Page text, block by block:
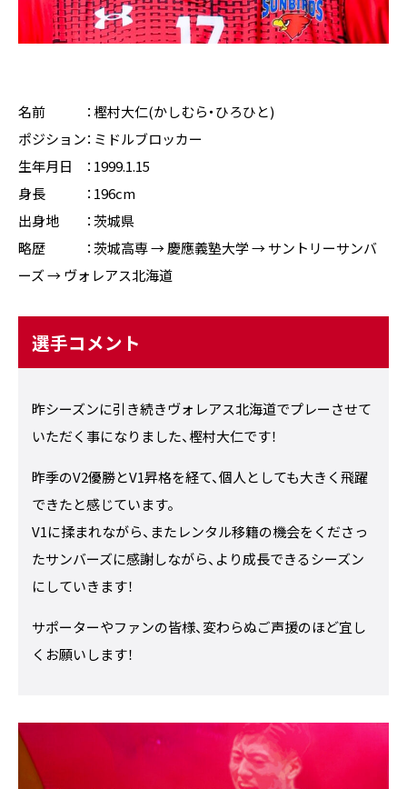
名前 ：樫村大仁(かしむら・ひろひと)
ポジション：ミドルブロッカー
生年月日 ：1999.1.15
身長 ：196cm
出身地 ：茨城県
略歴 ：茨城高専 → 慶應義塾大学 → サントリーサンバ
ーズ → ヴォレアス北海道
選手コメント
昨シーズンに引き続きヴォレアス北海道でプレーさせて
いただく事になりました、樫村大仁です！
昨季のV2優勝とV1昇格を経て、個人としても大きく飛躍
できたと感じています。
V1に揉まれながら、またレンタル移籍の機会をくださっ
たサンバーズに感謝しながら、より成長できるシーズン
にしていきます！
サポーターやファンの皆様、変わらぬご声援のほど宜し
くお願いします！